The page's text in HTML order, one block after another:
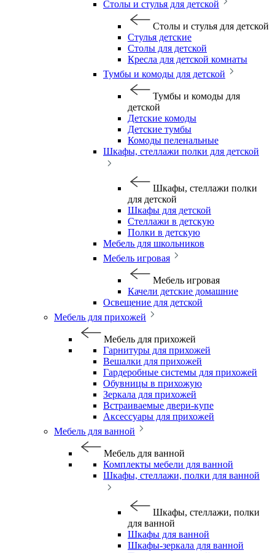
Столы и стулья для детской
Столы и стулья для детской
Стулья детские
Столы для детской
Кресла для детской комнаты
Тумбы и комоды для детской
Тумбы и комоды для
детской
Детские комоды
Детские тумбы
Комоды пеленальные
Шкафы, стеллажи полки для детской
Шкафы, стеллажи полки
для детской
Шкафы для детской
Стеллажи в детскую
Полки в детскую
Мебель для школьников
Мебель игровая
Мебель игровая
Качели детские домашние
Освещение для детской
Мебель для прихожей
Мебель для прихожей
Гарнитуры для прихожей
Вешалки для прихожей
Гардеробные системы для прихожей
Обувницы в прихожую
Зеркала для прихожей
Встраиваемые двери-купе
Аксессуары для прихожей
Мебель для ванной
Мебель для ванной
Комплекты мебели для ванной
Шкафы, стеллажи, полки для ванной
Шкафы, стеллажи, полки
для ванной
Шкафы для ванной
Шкафы-зеркала для ванной